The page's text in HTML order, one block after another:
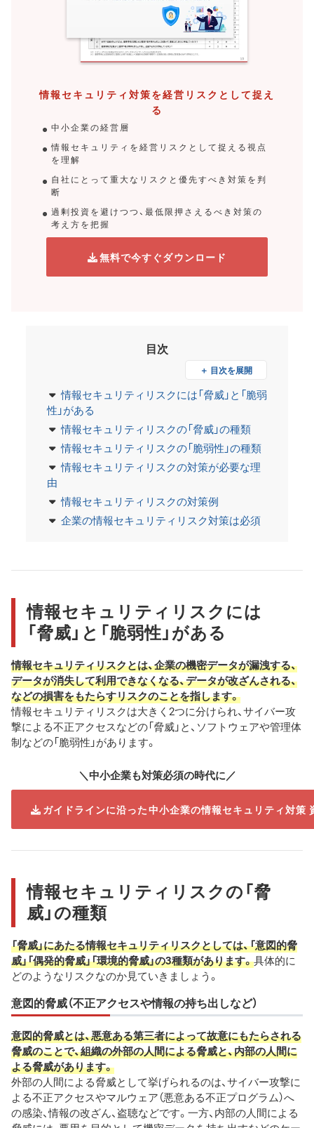
情報セキュリティ対策を経営リスクとして捉え
る
中小企業の経営層
情報セキュリティを経営リスクとして捉える視点
を理解
自社にとって重大なリスクと優先すべき対策を判
断
過剰投資を避けつつ、最低限押さえるべき対策の
考え方を把握
無料で今すぐダウンロード
目次
＋ 目次を展開
情報セキュリティリスクには「脅威」と「脆弱
性」がある
情報セキュリティリスクの「脅威」の種類
情報セキュリティリスクの「脆弱性」の種類
情報セキュリティリスクの対策が必要な理
由
情報セキュリティリスクの対策例
企業の情報セキュリティリスク対策は必須
情報セキュリティリスクには
「脅威」と「脆弱性」がある
情報セキュリティリスクとは、企業の機密データが漏洩する、
データが消失して利用できなくなる、データが改ざんされる、
などの損害をもたらすリスクのことを指します。
情報セキュリティリスクは大きく2つに分けられ、サイバー攻
撃による不正アクセスなどの「脅威」と、ソフトウェアや管理体
制などの「脆弱性」があります。
＼中小企業も対策必須の時代に／
ガイドラインに沿った中小企業の情報セキュリティ対策
情報セキュリティリスクの「脅
威」の種類
「脅威」にあたる情報セキュリティリスクとしては、「意図的脅
威」「偶発的脅威」「環境的脅威」の3種類があります。具体的に
どのようなリスクなのか見ていきましょう。
意図的脅威（不正アクセスや情報の持ち出しなど）
意図的脅威とは、悪意ある第三者によって故意にもたらされる
脅威のことで、組織の外部の人間による脅威と、内部の人間に
よる脅威があります。
外部の人間による脅威として挙げられるのは、サイバー攻撃に
よる不正アクセスやマルウェア（悪意ある不正プログラム）へ
の感染、情報の改ざん、盗聴などです。一方、内部の人間による